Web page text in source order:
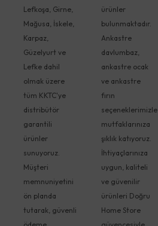
Lefkoşa, Girne,
Mağusa, İskele,
Karpaz,
Güzelyurt ve
Lefke dahil
olmak üzere
tüm KKTC'ye
distribütör
garantili
ürünler
sunuyoruz.
Müşteri
memnuniyetini
ön planda
tutarak, güvenli
ürünler
bulunmaktadır.
Ankastre
davlumbaz,
ankastre ocak
ve ankastre
fırın
seçeneklerimizle
mutfaklarınıza
şıklık katıyoruz.
İhtiyaçlarınıza
uygun, kaliteli
ve güvenilir
ürünleri Doğru
Home Store